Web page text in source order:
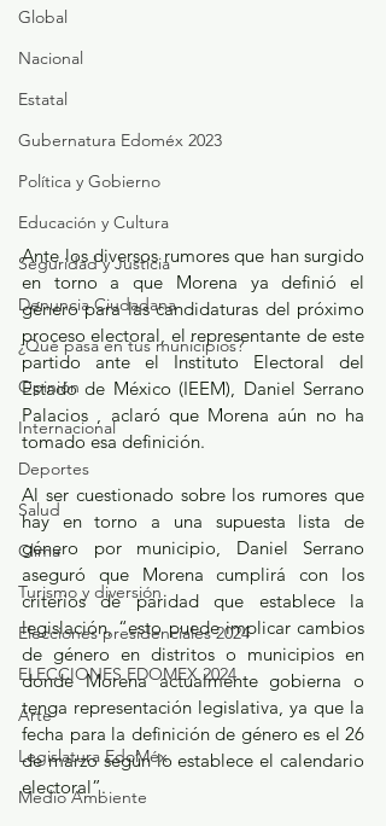
Global
Nacional
Estatal
Gubernatura Edoméx 2023
Política y Gobierno
Educación y Cultura
Seguridad y Justicia
Denuncia Ciudadana
¿Qué pasa en tus municipios?
Opinión
Internacional
Deportes
Salud
Clima
Turismo y diversión
Elecciones presidenciales 2024
ELECCIONES EDOMEX 2024
Arte
Legislatura EdoMéx
Medio Ambiente
Ante los diversos rumores que han surgido
en torno a que Morena ya definió el
género para las candidaturas del próximo
proceso electoral, el representante de este
partido ante el Instituto Electoral del
Estado de México (IEEM), Daniel Serrano
Palacios , aclaró que Morena aún no ha
tomado esa definición.
Al ser cuestionado sobre los rumores que
hay en torno a una supuesta lista de
género por municipio, Daniel Serrano
aseguró que Morena cumplirá con los
criterios de paridad que establece la
legislación, “esto puede implicar cambios
de género en distritos o municipios en
donde Morena actualmente gobierna o
tenga representación legislativa, ya que la
fecha para la definición de género es el 26
de marzo según lo establece el calendario
electoral”.